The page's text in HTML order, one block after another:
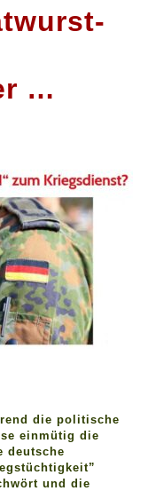
…
die politische
einmütig die
deutsche
und die